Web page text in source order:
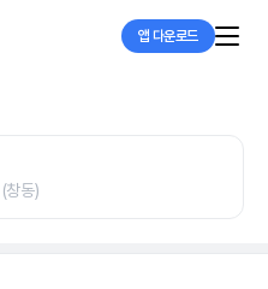
앱 다운로드
창동)